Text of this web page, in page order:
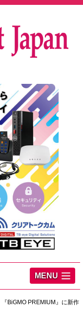
MENU
『BiGMO PREMIUM』に新作